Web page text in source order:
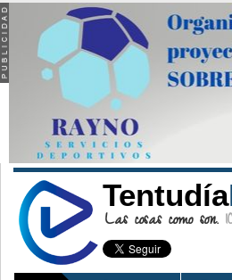
Tentudía
Las cosas como son.